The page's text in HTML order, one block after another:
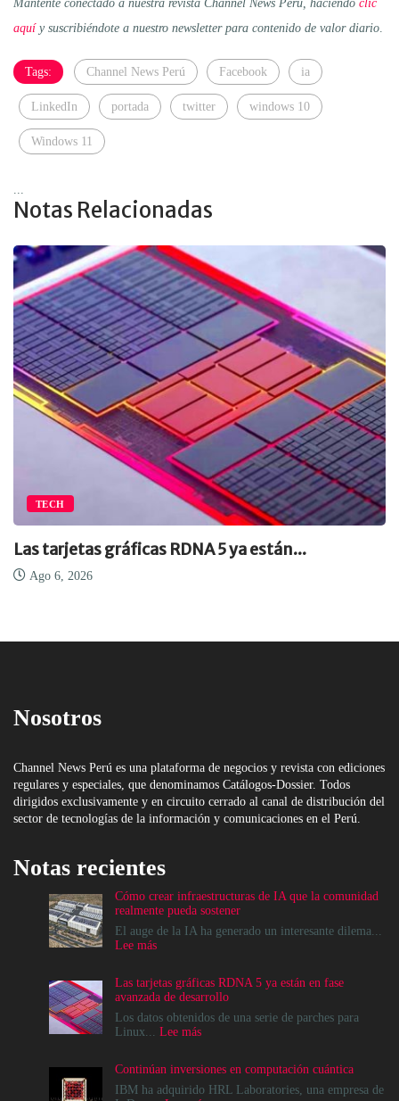
Mantente conectado a nuestra revista Channel News Perú, haciendo clic
aquíy suscribiéndote a nuestro newsletter para contenido de valor diario
Tags: Channel News Perú Facebook ia
LinkedIn portada twitter windows 10
Windows 11
Notas Relacionadas
TECH
Las tarjetas gráficas RDNA 5 ya están...
Ago 6, 2026
Nosotros
Channel News Perú es una plataforma de negocios y revista con ediciones
regulares y especiales, que denominamos Catálogos-Dossier. Todos
dirigidos exclusivamente y en circuito cerrado al canal de distribución del
sector de tecnologías de la información y comunicaciones en el Perú.
Notas recientes
Cómo crear infraestructuras de IA que la comunidad
realmente pueda sostener
El auge de la IA ha generado un interesante dilema...
Lee más:
infraestructuras
de
IA
que
realmente
pueda
Las tarjetas gráficas RDNA 5 ya están en fase
avanzada de desarrollo
Los datos obtenidos de una serie de parches para
Linux... Lee más:
gráficas
RDNA
Continúan inversiones en computación cuántica
IBM ha adquirido HRL Laboratories, una empresa de